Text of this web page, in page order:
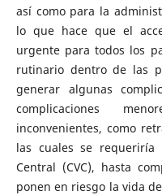
así como para la
lo que hace que el
urgente para todos los
rutinario dentro de las
generar algunas
complicaciones
inconvenientes, como
las cuales se requeriría
Central (CVC), hasta
ponen en riesgo la vida